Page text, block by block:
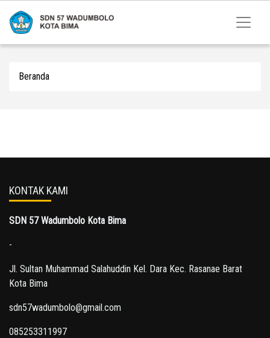
Beranda
KONTAK KAMI
SDN 57 Wadumbolo Kota Bima
-
Jl. Sultan Muhammad Salahuddin Kel. Dara Kec. Rasanae Barat
Kota Bima
sdn57wadumbolo@gmail.com
085253311997